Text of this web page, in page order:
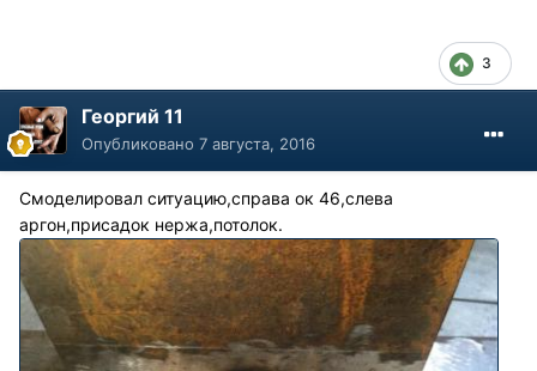
3
Георгий 11
Опубликовано 7 августа, 2016
Смоделировал ситуацию,справа ок 46,слева
аргон,присадок нержа,потолок.